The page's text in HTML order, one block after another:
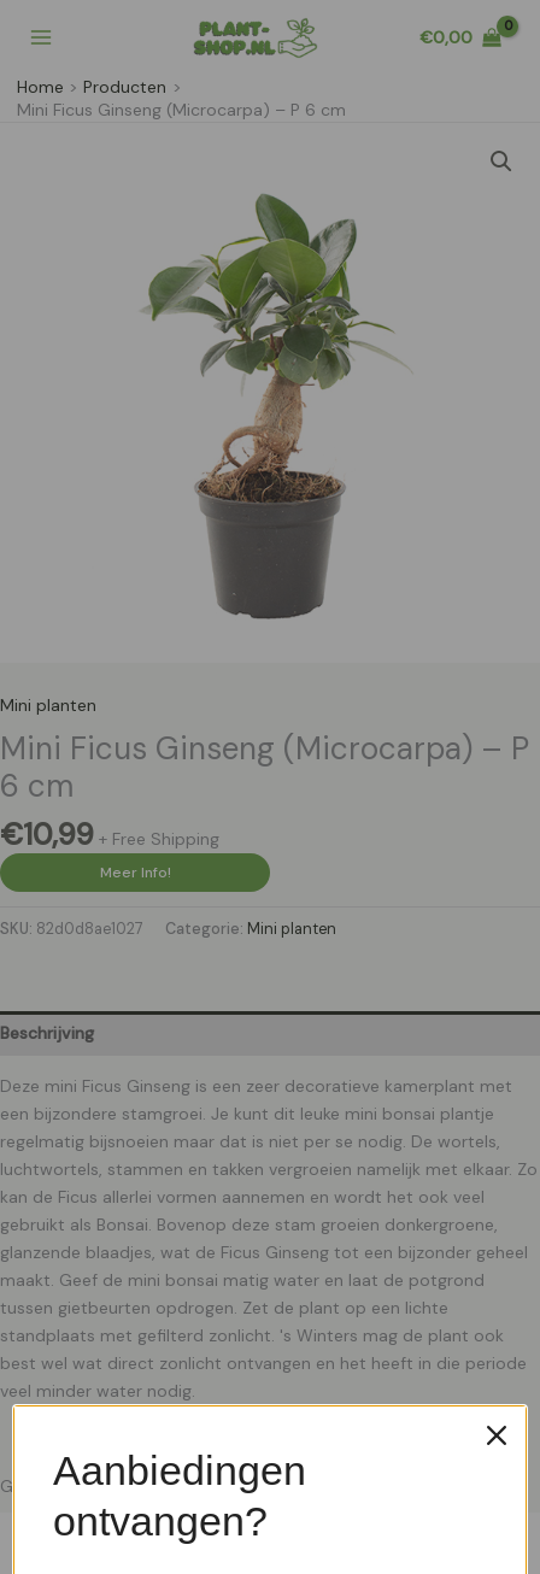
naar
inhoud
€0,00
Home
Producten
Mini Ficus Ginseng (Microcarpa) – P 6 cm
Mini planten
Mini Ficus Ginseng (Microcarpa) – P
6 cm
€10,99 + Free Shipping
Meer Info!
SKU: 82d0d8ae1027 Categorie: Mini planten
Beschrijving
Deze mini Ficus Ginseng is een zeer decoratieve kamerplant met
een bijzondere stamgroei. Je kunt dit leuke mini bonsai plantje
regelmatig bijsnoeien maar dat is niet per se nodig. De wortels,
luchtwortels, stammen en takken vergroeien namelijk met elkaar. Zo
kan de Ficus allerlei vormen aannemen en wordt het ook veel
gebruikt als Bonsai. Bovenop deze stam groeien donkergroene,
glanzende blaadjes, wat de Ficus Ginseng tot een bijzonder geheel
maakt. Geef de mini bonsai matig water en laat de potgrond
tussen gietbeurten opdrogen. Zet de plant op een lichte
standplaats met gefilterd zonlicht. 's Winters mag de plant ook
best wel wat direct zonlicht ontvangen en het heeft in die periode
veel minder water nodig.
Gerelateerde producten
Aanbiedingen
ontvangen?